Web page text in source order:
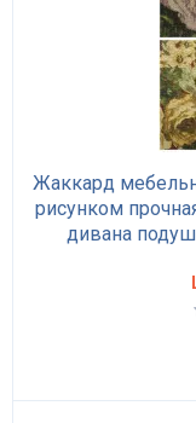
Жаккард
рисунком
дивана